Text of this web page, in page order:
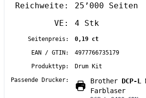
Reichweite:
25’000 Seiten
VE:
4 Stk
Seitenpreis:
0,19 ct
EAN / GTIN:
4977766735179
Produkttyp:
Drum Kit
Passende Drucker:
Brother DCP-L
Farblaser